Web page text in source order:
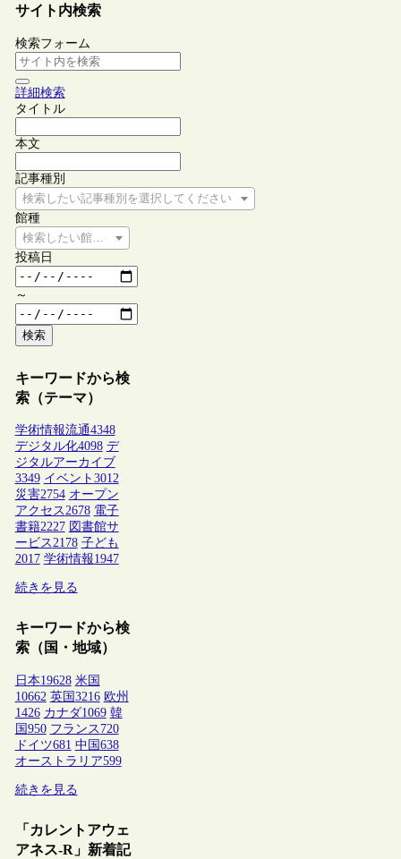
サイト内検索
検索フォーム
詳細検索
タイトル
本文
記事種別
検索したい記事種別を選択してください
館種
検索したい館種を選択してください
投稿日
～
検索
キーワードから検
索（テーマ）
学術情報流通4348
デジタル化4098 デ
ジタルアーカイブ
3349 イベント 3012
災害2754 オープン
アクセス2678 電子
書籍2227 図書館サ
ービス2178 子ども
2017 学術情報1947
続きを見る
キーワードから検
索（国・地域）
日本19628 米国
10662 英国 3216 欧州
1426 カナダ1069 韓
国 950 フランス 720
ドイツ681 中国 638
オーストラリア599
続きを見る
「カレントアウェ
アネス-R」新着記